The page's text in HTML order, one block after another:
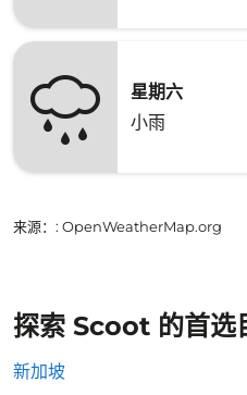
星期六
小雨
来源： : OpenWeatherMap.org
探索 Scoot 的首选
新加坡